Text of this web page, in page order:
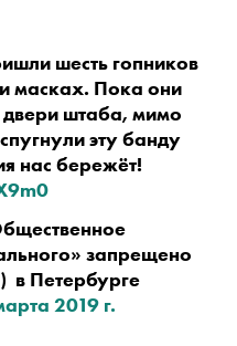
шесть гопников
масках. Пока они
двери штаба, мимо
эту банду
запрещено
)
  в Петербурге
2019 г.